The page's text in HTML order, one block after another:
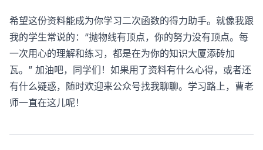
希望这份资料能成为你学习二次函数的得力助手。就像我跟
我的学生常说的：“抛物线有顶点，你的努力没有顶点。每
一次用心的理解和练习，都是在为你的知识大厦添砖加
瓦。” 加油吧，同学们！如果用了资料有什么心得，或者还
有什么疑惑，随时欢迎来公众号找我聊聊。学习路上，曹老
师一直在这儿呢！